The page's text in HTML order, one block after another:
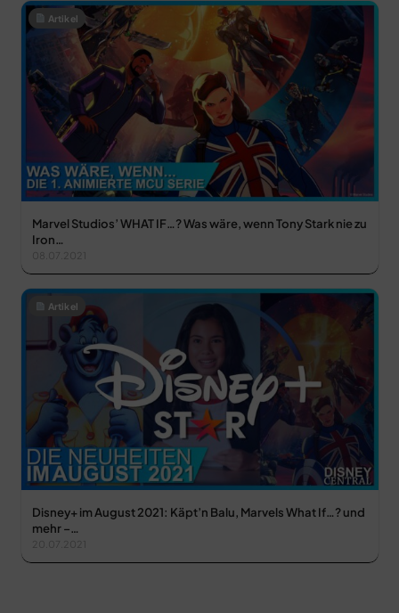
Artikel
Marvel Studios’ WHAT IF…? Was wäre, wenn Tony Stark nie zu
Iron…
08.07.2021
Artikel
Disney+ im August 2021: Käpt’n Balu, Marvels What If…? und
mehr –…